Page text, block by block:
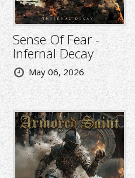
Sense Of Fear -
Infernal Decay
May 06, 2026